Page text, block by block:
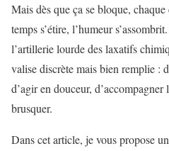
Mais dès que ça se bloque,
temps s’étire, l’humeur
l’artillerie lourde des laxatifs
valise discrète mais bien remplie :
d’agir en douceur,
brusquer.
Dans cet article, je vous propose